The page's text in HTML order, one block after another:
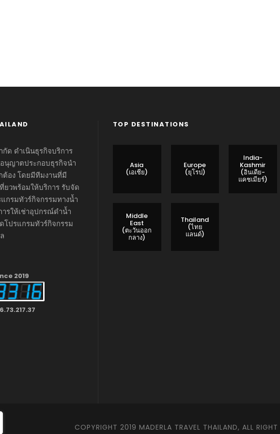
กัด ดำเนินธุรกิจบริการ
นุญาตประกอบธุรกิจนำ
ต้อง โดยมีทีมงานที่มี
ยวพร้อมให้บริการ รับจัด
กรมทัวร์กิจกรรมทางน้ำ
รให้เช่าอุปกรณ์ดำน้ำ
โปรแกรมทัวร์กิจกรรม
2019
TOP DESTINATIONS
Asia
(เอเชีย)
Europe
(ยุโรป)
India-
Kashmir
(อินเดีย-
แคชเมียร์)
Middle
East
(ตะวันออก
กลาง)
Thailand
(ไทย
แลนด์)
COPYRIGHT 2019 MADERLA TRAVEL THAILAND, ALL RIGHT